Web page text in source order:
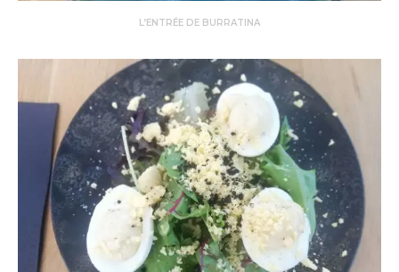
L’ENTRÉE DE BURRATINA